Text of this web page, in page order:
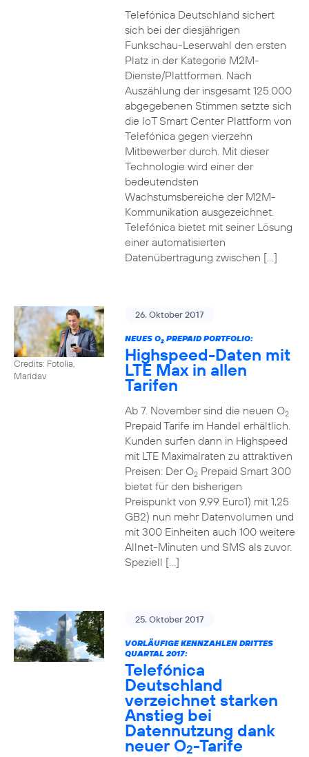
Telefónica Deutschland sichert
sich bei der diesjährigen
Funkschau-Leserwahl den ersten
Platz in der Kategorie M2M-
Dienste/Plattformen. Nach
Auszählung der insgesamt 125.000
abgegebenen Stimmen setzte sich
die IoT Smart Center Plattform von
Telefónica gegen vierzehn
Mitbewerber durch. Mit dieser
Technologie wird einer der
bedeutendsten
Wachstumsbereiche der M2M-
Kommunikation ausgezeichnet.
Telefónica bietet mit seiner Lösung
einer automatisierten
Datenübertragung zwischen […]
Credits: Fotolia,
Maridav
26. Oktober 2017
NEUES O2PREPAID PORTFOLIO:
Highspeed-Daten mit
LTE Max in allen
Tarifen
Ab 7. November sind die neuen O2
Prepaid Tarife im Handel erhältlich.
Kunden surfen dann in Highspeed
mit LTE Maximalraten zu attraktiven
Preisen: Der O2Prepaid Smart 300
bietet für den bisherigen
Preispunkt von 9,99 Euro1) mit 1,25
GB2) nun mehr Datenvolumen und
mit 300 Einheiten auch 100 weitere
Allnet-Minuten und SMS als zuvor.
Speziell […]
25. Oktober 2017
VORLÄUFIGE KENNZAHLEN DRITTES
QUARTAL 2017:
Telefónica
Deutschland
verzeichnet starken
Anstieg bei
Datennutzung dank
neuer O2-Tarife